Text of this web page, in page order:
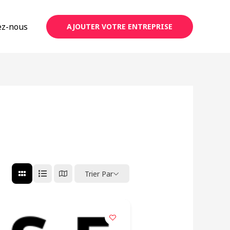
nous AJOUTER VOTRE ENTREPRISE
Trier Par